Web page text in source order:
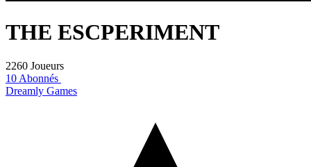
THE ESCPERIMENT
2260 Joueurs
10 Abonnés
Dreamly Games